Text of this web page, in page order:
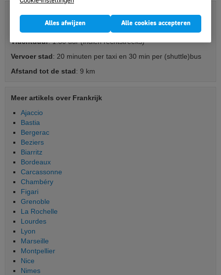
Luchthaven(s) : Toulouse-Blagnac Airport
Vluchtduur: 1:30 uur (indien rechtstreeks)
Vervoer stad: 20 minuten per taxi en 30 min per (shuttle)bus
Afstand tot de stad: 9 km
Meer artikels over Frankrijk
Ajaccio
Bastia
Bergerac
Beziers
Biarritz
Bordeaux
Carcassonne
Chambéry
Figari
Grenoble
La Rochelle
Lourdes
Lyon
Marseille
Montpellier
Nice
Nimes
Alles afwijzen Alle cookies accepteren